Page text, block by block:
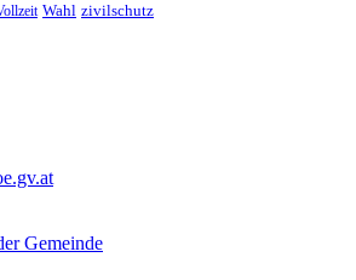
Wahl zivilschutz
Gemeinde